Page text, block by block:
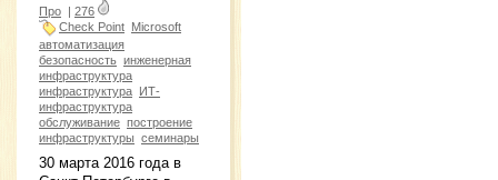
Про
276
Check Point Microsoft
автоматизация
безопасность инженерная
инфраструктура
инфраструктура
ИТ-
инфраструктура
обслуживание построение
инфраструктуры семинары
30 марта 2016 года в